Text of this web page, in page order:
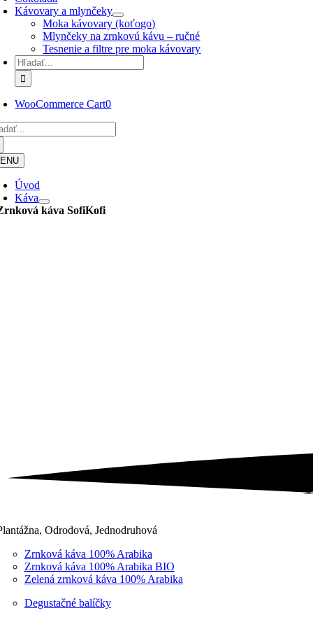
Kávovary a mlynčeky
Moka kávovary (koťogo)
Mlynčeky na zrnkovú kávu – ručné
Tesnenie a filtre pre moka kávovary
Hľadať:
WooCommerce Cart0
Úvod
Káva
káva SofiKofi
Odrodová, Jednodruhová
Zrnková káva 100% Arabika
Zrnková káva 100% Arabika BIO
Zelená zrnková káva 100% Arabika
Degustačné balíčky